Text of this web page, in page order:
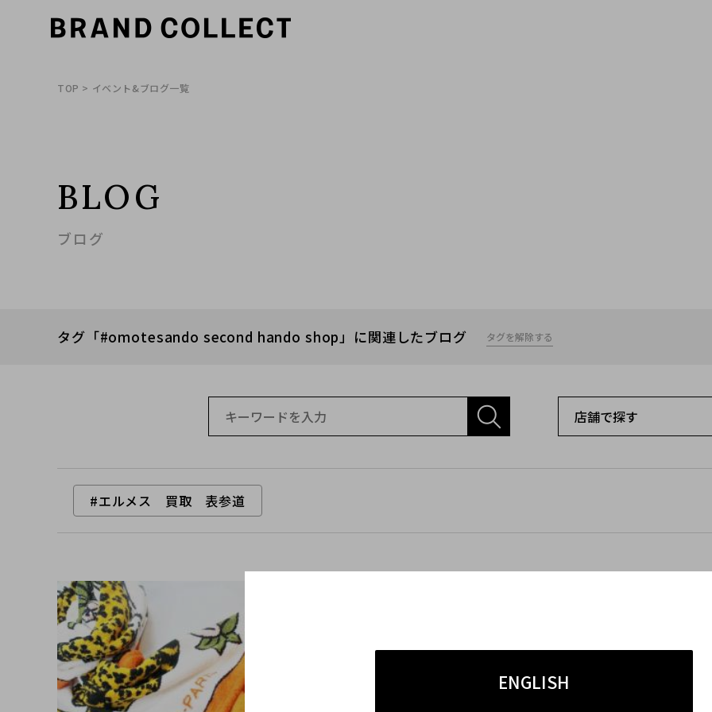
ENGLISH
TOP > イベント&ブログ一覧
BLOG
ブログ
タグ「#omotesando second hando shop」に関連したブログ タグを解除する
#エルメス 買取 表参道